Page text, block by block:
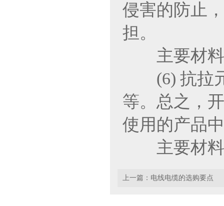
侵害的防止
担。
主要材料
(6) 抗拉元
等。总之，
使用的产品
主要材料
上一篇： 电线电缆的选购要点